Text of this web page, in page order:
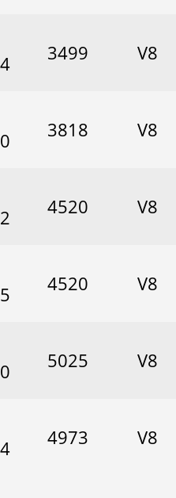
3499 V8
3818 V8
4520 V8
4520 V8
5025 V8
4973 V8